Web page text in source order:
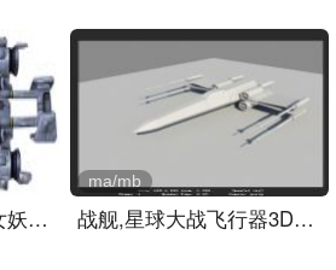
星际争霸-人类战机 女妖ba.. 战舰,星球大战飞行器3D模型..
ma/mb